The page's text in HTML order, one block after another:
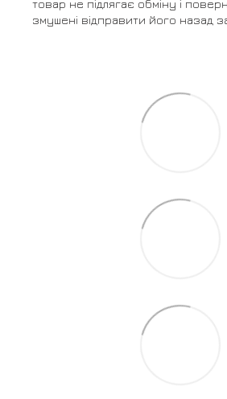
товар не підлягає обміну і
змушені відправити його назад